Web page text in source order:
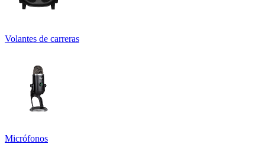
Volantes de carreras
Micrófonos